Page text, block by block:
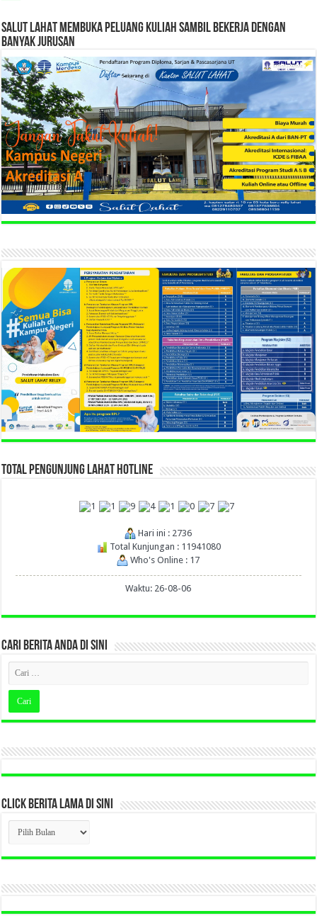
SALUT LAHAT MEMBUKA PELUANG KULIAH SAMBIL BEKERJA DENGAN
BANYAK JURUSAN
TOTAL PENGUNJUNG LAHAT HOTLINE
Hari ini : 2736
Total Kunjungan : 11941080
Who's Online : 17
Waktu: 26-08-06
CARI BERITA ANDA DI SINI
CLICK BERITA LAMA DI SINI
CLICK
BERITA
LAMA
DI